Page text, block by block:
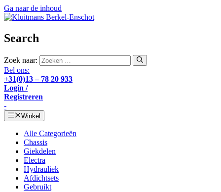
Ga naar de inhoud
Search
Zoek naar:
Bel ons:
+31(0)13 – 78 20 933
Login /
Registreren
-
Winkel
Alle Categorieën
Chassis
Giekdelen
Electra
Hydrauliek
Afdichtsets
Gebruikt